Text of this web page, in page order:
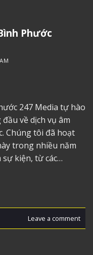
Phước
247 Media tự hào
về dịch vụ âm
Chúng tôi đã hoạt
trong nhiều năm
kiện, từ các…
Leave a comment